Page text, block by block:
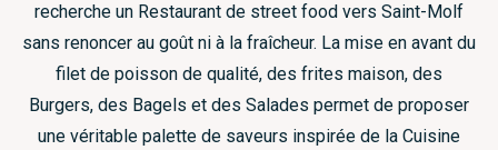
recherche un Restaurant de street food vers Saint-Molf
sans renoncer au goût ni à la fraîcheur. La mise en avant du
filet de poisson de qualité, des frites maison, des
Burgers, des Bagels et des Salades permet de proposer
une véritable palette de saveurs inspirée de la Cuisine